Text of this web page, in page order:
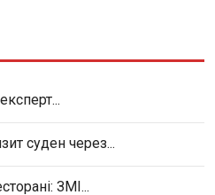
суден через...
ЗМІ...